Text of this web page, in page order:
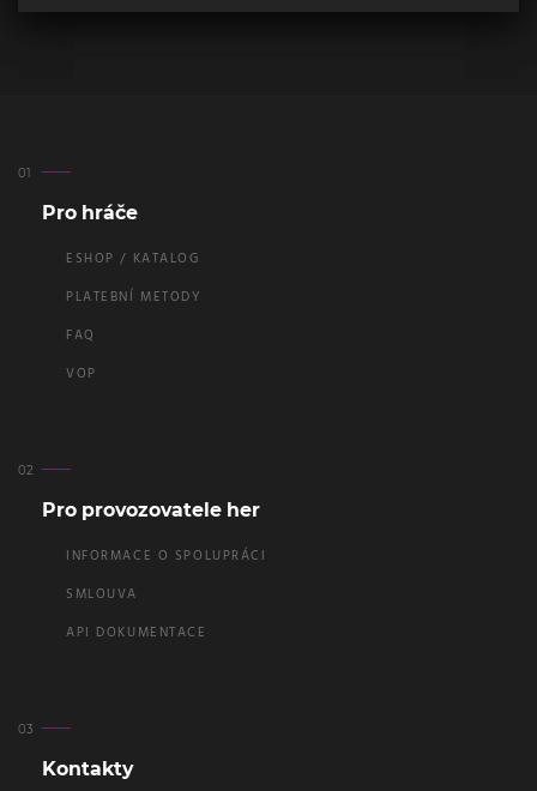
Pro hráče
ESHOP / KATALOG
PLATEBNÍ METODY
FAQ
VOP
Pro provozovatele her
INFORMACE O SPOLUPRÁCI
SMLOUVA
API DOKUMENTACE
Kontakty